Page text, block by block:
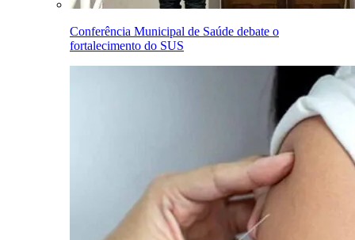
Conferência Municipal de Saúde debate o
fortalecimento do SUS